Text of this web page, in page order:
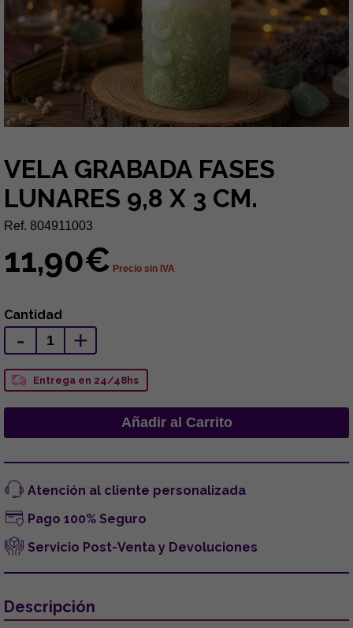
VELA GRABADA FASES
LUNARES 9,8 X 3 CM.
Ref. 804911003
11,90€ Precio sin IVA
Cantidad
- +
Entrega en 24/48hs
Atención al cliente personalizada
Pago 100% Seguro
Servicio Post-Venta y Devoluciones
Descripción